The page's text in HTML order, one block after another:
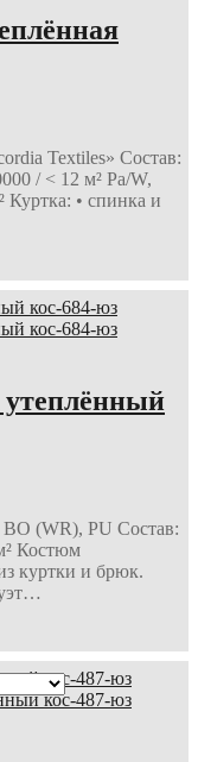
Textiles» Состав:
/ < 12 м² Pa/W,
Куртка: • спинка и
ВО (WR), PU Состав:
Костюм
куртки и брюк.